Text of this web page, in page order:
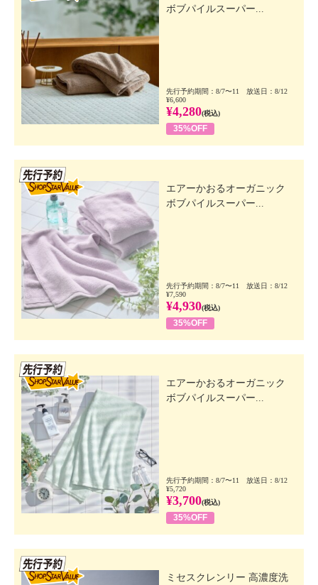
ボブパイルスーパー...
先行予約期間：8/7〜11 放送日：8/12
¥6,600
¥4,280(税込)
35%OFF
エアーかおるオーガニック
ボブパイルスーパー...
先行予約期間：8/7〜11 放送日：8/12
¥7,590
¥4,930(税込)
35%OFF
エアーかおるオーガニック
ボブパイルスーパー...
先行予約期間：8/7〜11 放送日：8/12
¥5,720
¥3,700(税込)
35%OFF
ミセスクレンリー 高濃度洗